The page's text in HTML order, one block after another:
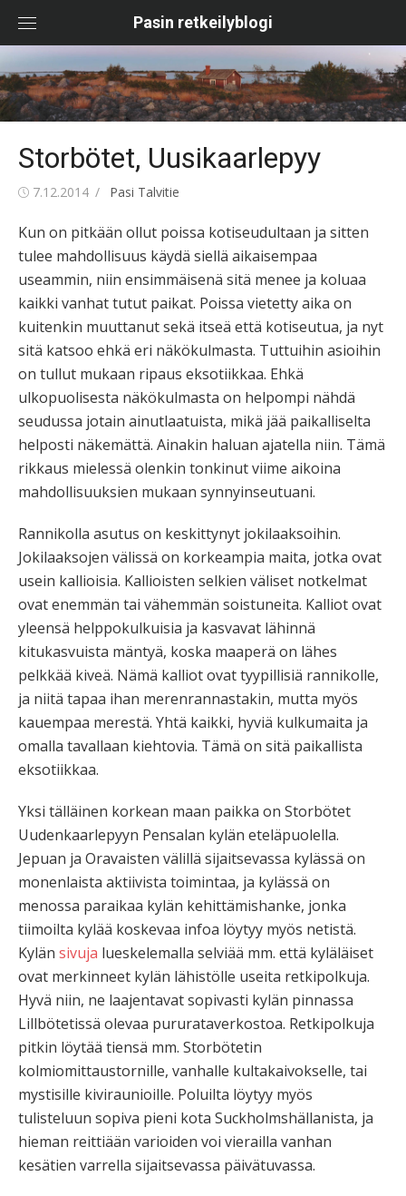
content
Pasin retkeilyblogi
Storbötet, Uusikaarlepyy
Posted
7.12.2014 Author
Pasi Talvitie
Kun on pitkään ollut poissa kotiseudultaan ja sitten
tulee mahdollisuus käydä siellä aikaisempaa
useammin, niin ensimmäisenä sitä menee ja koluaa
kaikki vanhat tutut paikat. Poissa vietetty aika on
kuitenkin muuttanut sekä itseä että kotiseutua, ja nyt
sitä katsoo ehkä eri näkökulmasta. Tuttuihin asioihin
on tullut mukaan ripaus eksotiikkaa. Ehkä
ulkopuolisesta näkökulmasta on helpompi nähdä
seudussa jotain ainutlaatuista, mikä jää paikalliselta
helposti näkemättä. Ainakin haluan ajatella niin. Tämä
rikkaus mielessä olenkin tonkinut viime aikoina
mahdollisuuksien mukaan synnyinseutuani.
Rannikolla asutus on keskittynyt jokilaaksoihin.
Jokilaaksojen välissä on korkeampia maita, jotka ovat
usein kallioisia. Kallioisten selkien väliset notkelmat
ovat enemmän tai vähemmän soistuneita. Kalliot ovat
yleensä helppokulkuisia ja kasvavat lähinnä
kitukasvuista mäntyä, koska maaperä on lähes
pelkkää kiveä. Nämä kalliot ovat tyypillisiä rannikolle,
ja niitä tapaa ihan merenrannastakin, mutta myös
kauempaa merestä. Yhtä kaikki, hyviä kulkumaita ja
omalla tavallaan kiehtovia. Tämä on sitä paikallista
eksotiikkaa.
Yksi tälläinen korkean maan paikka on Storbötet
Uudenkaarlepyyn Pensalan kylän eteläpuolella.
Jepuan ja Oravaisten välillä sijaitsevassa kylässä on
monenlaista aktiivista toimintaa, ja kylässä on
menossa paraikaa kylän kehittämishanke, jonka
tiimoilta kylää koskevaa infoa löytyy myös netistä.
Kylän sivuja lueskelemalla selviää mm. että kyläläiset
ovat merkinneet kylän lähistölle useita retkipolkuja.
Hyvä niin, ne laajentavat sopivasti kylän pinnassa
Lillbötetissä olevaa pururataverkostoa. Retkipolkuja
pitkin löytää tiensä mm. Storbötetin
kolmiomittaustornille, vanhalle kultakaivokselle, tai
mystisille kiviraunioille. Poluilta löytyy myös
tulisteluun sopiva pieni kota Suckholmshällanista, ja
hieman reittiään varioiden voi vierailla vanhan
kesätien varrella sijaitsevassa päivätuvassa.